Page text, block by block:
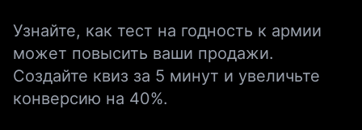
Узнайте, как тест на годность к армии
может повысить ваши продажи.
Создайте квиз за 5 минут и увеличьте
конверсию на 40%.